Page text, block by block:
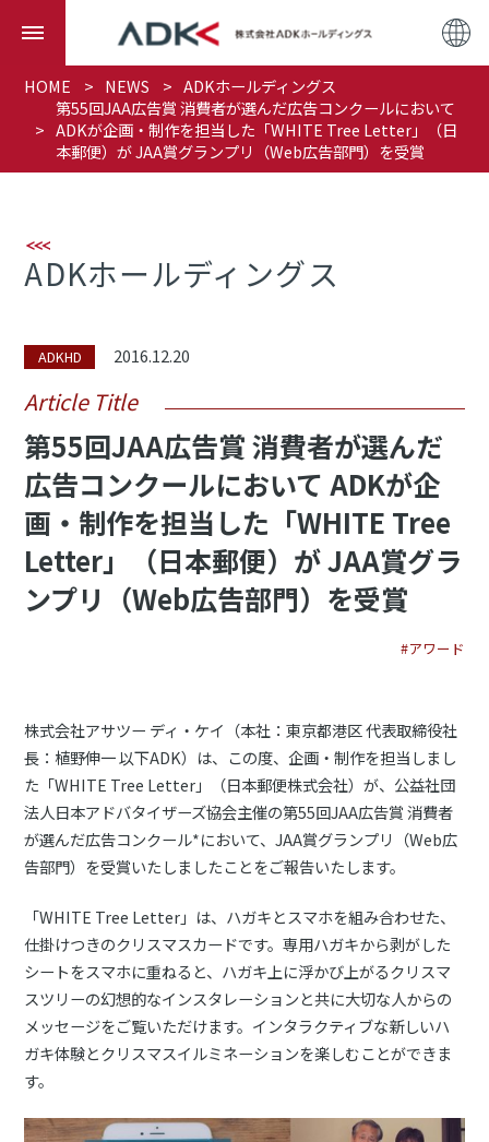
HOME NEWS
ADKホールディングス
第55回JAA広告賞 消費者が選んだ広告コンクールにおいて
ADKが企画・制作を担当した「WHITE Tree Letter」（日
本郵便）が JAA賞グランプリ（Web広告部門）を受賞
ADKホールディングス
ADKHD 2016.12.20
Article Title
第55回JAA広告賞 消費者が選んだ
広告コンクールにおいて ADKが企
画・制作を担当した「WHITE Tree
Letter」（日本郵便）が JAA賞グラ
ンプリ（Web広告部門）を受賞
#アワード
株式会社アサツー ディ・ケイ（本社：東京都港区 代表取締役社
長：植野伸一 以下ADK）は、この度、企画・制作を担当しまし
た「WHITE Tree Letter」（日本郵便株式会社）が、公益社団
法人日本アドバタイザーズ協会主催の第55回JAA広告賞 消費者
が選んだ広告コンクール*において、JAA賞グランプリ（Web広
告部門）を受賞いたしましたことをご報告いたします。
「WHITE Tree Letter」は、ハガキとスマホを組み合わせた、
仕掛けつきのクリスマスカードです。専用ハガキから剥がした
シートをスマホに重ねると、ハガキ上に浮かび上がるクリスマ
スツリーの幻想的なインスタレーションと共に大切な人からの
メッセージをご覧いただけます。インタラクティブな新しいハ
ガキ体験とクリスマスイルミネーションを楽しむことができま
す。